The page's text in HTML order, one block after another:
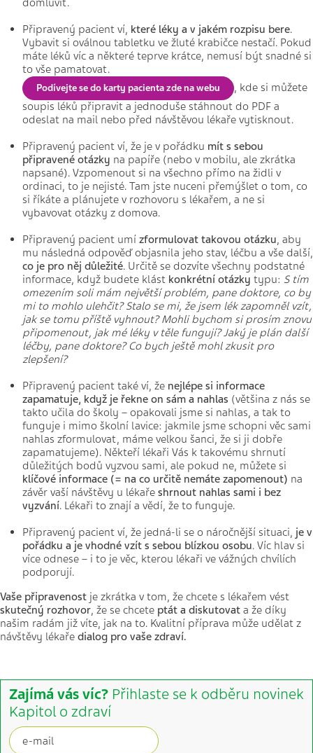
domluvit.
Připravený pacient ví, které léky a v jakém rozpisu bere.
Vybavit si oválnou tabletku ve žluté krabičce nestačí. Pokud
máte léků víc a některé teprve krátce, nemusí být snadné si
to vše pamatovat.
Podívejte se do karty pacienta zde na webu
, kde si můžete
soupis léků připravit a jednoduše stáhnout do PDF a
odeslat na mail nebo před návštěvou lékaře vytisknout.
Připravený pacient ví, že je v pořádku mít s sebou
připravené otázky na papíře (nebo v mobilu, ale zkrátka
napsané). Vzpomenout si na všechno přímo na židli v
ordinaci, to je nejisté. Tam jste nuceni přemýšlet o tom, co
si říkáte a plánujete v rozhovoru s lékařem, a ne si
vybavovat otázky z domova.
Připravený pacient umí zformulovat takovou otázku, aby
mu následná odpověď objasnila jeho stav, léčbu a vše další,
co je pro něj důležité. Určitě se dozvíte všechny podstatné
informace, když budete klást konkrétní otázky typu: S tím
omezením soli mám největší problém, pane doktore, co by
mi to mohlo ulehčit? Stalo se mi, že jsem lék zapomněl vzít,
jak se tomu příště vyhnout? Mohli bychom si prosím znovu
připomenout, jak mé léky v těle fungují? Jaký je plán další
léčby, pane doktore? Co bych ještě mohl zkusit pro
zlepšení?
Připravený pacient také ví, že nejlépe si informace
zapamatuje, když je řekne on sám a nahlas (většina z nás se
takto učila do školy – opakovali jsme si nahlas, a tak to
funguje i mimo školní lavice: jakmile jsme schopni věc sami
nahlas zformulovat, máme velkou šanci, že si ji dobře
zapamatujeme). Někteří lékaři Vás k takovému shrnutí
důležitých bodů vyzvou sami, ale pokud ne, můžete si
klíčové informace (= na co určitě nemáte zapomenout) na
závěr vaší návštěvy u lékaře shrnout nahlas sami i bez
vyzvání. Lékaři to znají a vědí, že to funguje.
Připravený pacient ví, že jedná-li se o náročnější situaci, je v
pořádku a je vhodné vzít s sebou blízkou osobu. Víc hlav si
více odnese – i to je věc, kterou lékaři ve vážných chvílích
podporují.
Vaše připravenost je zkrátka v tom, že chcete s lékařem vést
skutečný rozhovor, že se chcete ptát a diskutovat a že díky
našim radám již víte, jak na to. Kvalitní příprava může udělat z
návštěvy lékaře dialog pro vaše zdraví.
Zajímá vás víc? Přihlaste se k odběru novinek
Kapitol o zdraví